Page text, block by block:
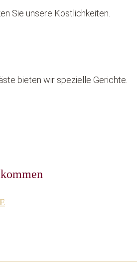
Sie unsere Köstlichkeiten.
bieten wir spezielle Gerichte.